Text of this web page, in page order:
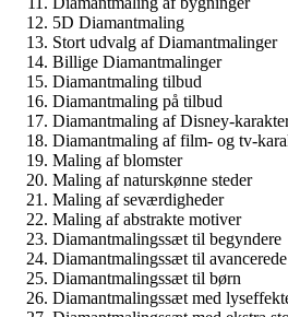
5D Diamantmaling
Stort udvalg af Diamantmalinger
Billige Diamantmalinger
Diamantmaling tilbud
Diamantmaling på tilbud
Diamantmaling af Disney-
Diamantmaling af film- og tv-
Maling af blomster
Maling af naturskønne steder
Maling af seværdigheder
Maling af abstrakte motiver
Diamantmalingssæt til begyndere
Diamantmalingssæt til avancerede
Diamantmalingssæt til børn
Diamantmalingssæt med